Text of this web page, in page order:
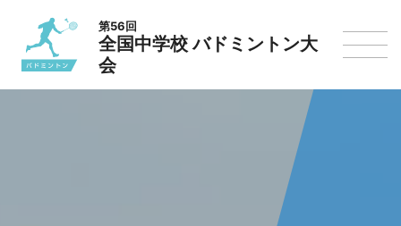
第56回
全国中学校 バドミントン大
会